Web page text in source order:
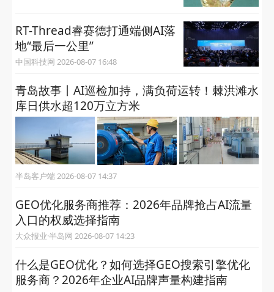
RT-Thread睿赛德打通端侧AI落
地“最后一公里”
中国科技网 2026-08-07 16:48
青岛故事丨AI巡检加持，满负荷运转！棘洪滩水
库日供水超120万立方米
半岛客户端 2026-08-07 14:37
GEO优化服务商推荐：2026年品牌抢占AI流量
入口的权威选择指南
大众报业·半岛网 2026-08-07 14:23
什么是GEO优化？如何选择GEO搜索引擎优化
服务商？2026年企业AI品牌声量构建指南